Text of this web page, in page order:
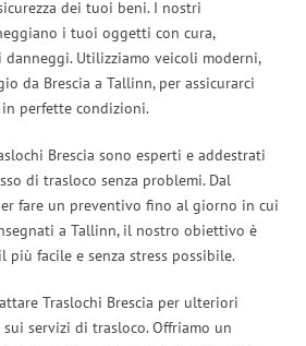
dei tuoi beni. I nostri
i tuoi oggetti con cura,
Utilizziamo veicoli moderni,
da Brescia a Tallinn, per assicurarci
perfette condizioni.
Brescia sono esperti e addestrati
di trasloco senza problemi. Dal
fare un preventivo fino al giorno in cui
a Tallinn, il nostro obiettivo è
facile e senza stress possibile.
Traslochi Brescia per ulteriori
servizi di trasloco. Offriamo un